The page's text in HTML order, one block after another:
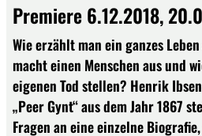
Premiere 6.12.2018,
Wie erzählt man ein ganzes
macht einen Menschen aus und
eigenen Tod stellen? Henrik
„Peer Gynt“ aus dem Jahr 1867
Fragen an eine einzelne